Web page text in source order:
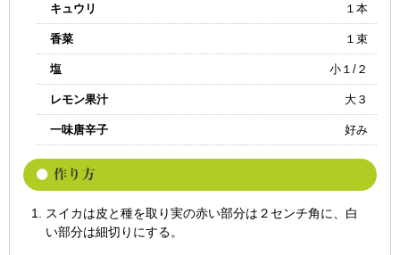
キュウリ １本
香菜 １束
塩 小１/２
レモン果汁 大３
一味唐辛子 好み
スイカは皮と種を取り実の赤い部分は２センチ角に、白
い部分は細切りにする。